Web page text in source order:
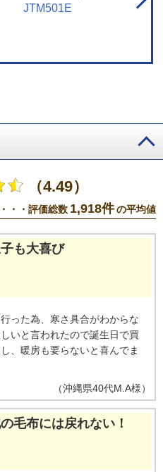
JTM501E
（4.49）
・・・評価総数 1,918件の平均値
も大喜び
った為、寒さ具合がわからな
いと言われたので誕生日で買
、暖房も要らないと喜んでま
（沖縄県40代M.A様）
毛布には戻れない！